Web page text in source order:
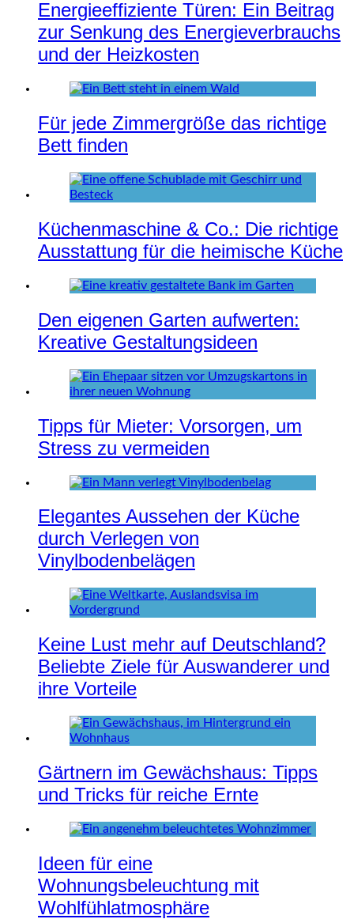
Energieeffiziente Türen: Ein Beitrag
zur Senkung des Energieverbrauchs
und der Heizkosten
Für jede Zimmergröße das richtige
Bett finden
Küchenmaschine & Co.: Die richtige
Ausstattung für die heimische Küche
Den eigenen Garten aufwerten:
Kreative Gestaltungsideen
Tipps für Mieter: Vorsorgen, um
Stress zu vermeiden
Elegantes Aussehen der Küche
durch Verlegen von
Vinylbodenbelägen
Keine Lust mehr auf Deutschland?
Beliebte Ziele für Auswanderer und
ihre Vorteile
Gärtnern im Gewächshaus: Tipps
und Tricks für reiche Ernte
Ideen für eine
Wohnungsbeleuchtung mit
Wohlfühlatmosphäre